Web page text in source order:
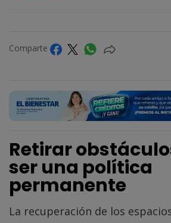
Comparte
Retirar
ser una política
permanente
La recuperación de los